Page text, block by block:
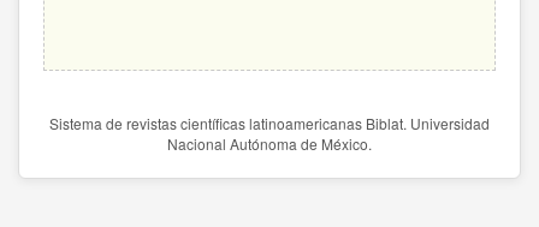
Sistema de revistas científicas latinoamericanas Biblat. Universidad
Nacional Autónoma de México.